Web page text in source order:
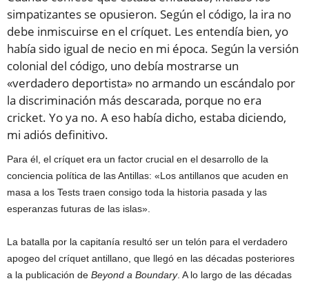
simpatizantes se opusieron. Según el código, la ira no
debe inmiscuirse en el críquet. Les entendía bien, yo
había sido igual de necio en mi época. Según la versión
colonial del código, uno debía mostrarse un
«verdadero deportista» no armando un escándalo por
la discriminación más descarada, porque no era
cricket. Yo ya no. A eso había dicho, estaba diciendo,
mi adiós definitivo.
Para él, el críquet era un factor crucial en el desarrollo de la
conciencia política de las Antillas: «Los antillanos que acuden en
masa a los Tests traen consigo toda la historia pasada y las
esperanzas futuras de las islas».
La batalla por la capitanía resultó ser un telón para el verdadero
apogeo del críquet antillano, que llegó en las décadas posteriores
a la publicación de Beyond a Boundary. A lo largo de las décadas